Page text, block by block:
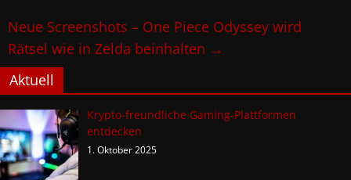
Neue Screenshots – One Piece Odyssey wird
Rätsel wie in Zelda beinhalten →
Aktuell
Krypto-freundliche Gaming-Plattformen
entdecken
1. Oktober 2025